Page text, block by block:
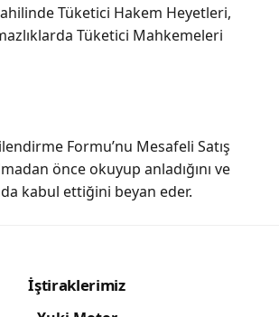
Tüketici Hakem Heyetleri,
Tüketici Mahkemeleri
Formu’nu Mesafeli Satış
önce okuyup anladığını ve
kabul ettiğini beyan eder.
İştiraklerimiz